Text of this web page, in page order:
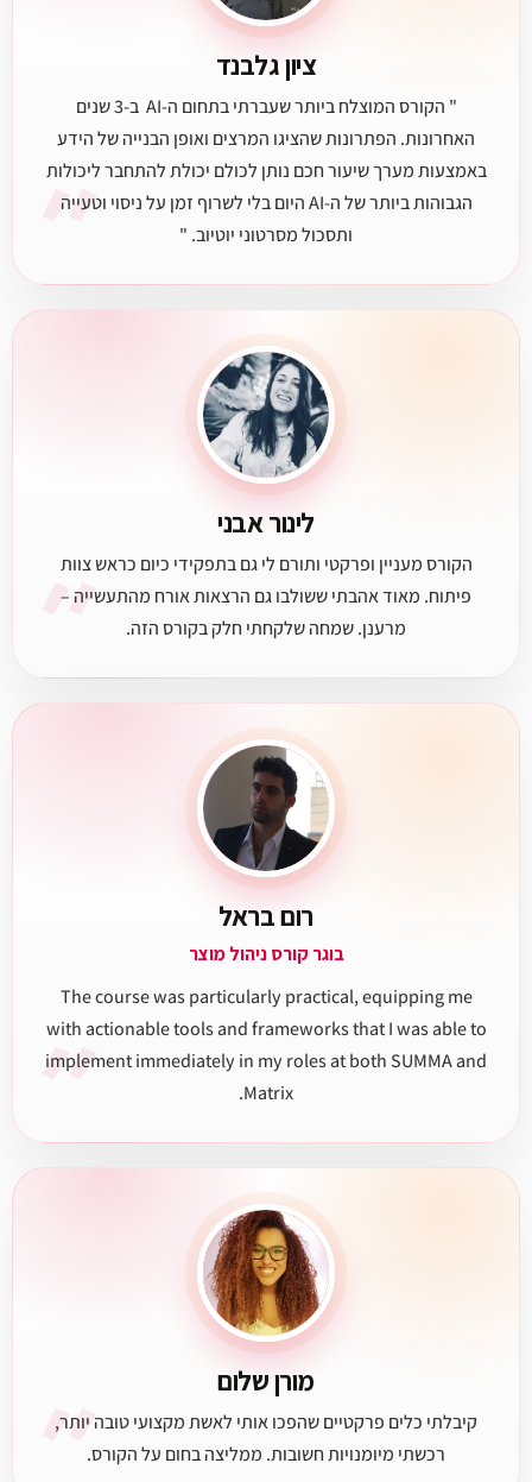
״
ציון גלבנד
" הקורס המוצלח ביותר שעברתי בתחום ה-AI ב-3 שנים
האחרונות. הפתרונות שהציגו המרצים ואופן הבנייה של הידע
באמצעות מערך שיעור חכם נותן לכולם יכולת להתחבר ליכולות
הגבוהות ביותר של ה-AI היום בלי לשרוף זמן על ניסוי וטעייה
ותסכול מסרטוני יוטיוב. "
״
לינור אבני
הקורס מעניין ופרקטי ותורם לי גם בתפקידי כיום כראש צוות
פיתוח. מאוד אהבתי ששולבו גם הרצאות אורח מהתעשייה –
מרענן. שמחה שלקחתי חלק בקורס הזה.
״
רום בראל
בוגר קורס ניהול מוצר
The course was particularly practical, equipping me
with actionable tools and frameworks that I was able to
implement immediately in my roles at both SUMMA and
Matrix.
מורן שלום
קיבלתי כלים פרקטיים שהפכו אותי לאשת מקצועי טובה יותר,
רכשתי מיומנויות חשובות. ממליצה בחום על הקורס.